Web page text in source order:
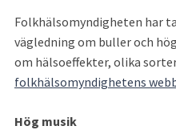
Folkhälsomyndigheten har
vägledning om buller och
om hälsoeffekter, olika
folkhälsomyndighetens
Hög musik